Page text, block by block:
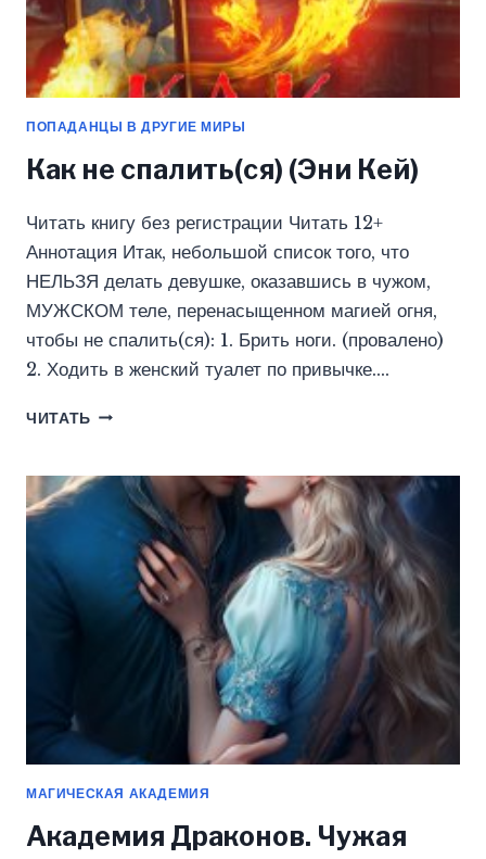
ПОПАДАНЦЫ В ДРУГИЕ МИРЫ
Как не спалить(ся) (Эни Кей)
Читать книгу без регистрации Читать 12+
Аннотация Итак, небольшой список того, что
НЕЛЬЗЯ делать девушке, оказавшись в чужом,
МУЖСКОМ теле, перенасыщенном магией огня,
чтобы не спалить(ся): 1. Брить ноги. (провалено)
2. Ходить в женский туалет по привычке….
ЧИТАТЬ КАК
(ЭНИ
КЕЙ)
МАГИЧЕСКАЯ АКАДЕМИЯ
Академия Драконов. Чужая